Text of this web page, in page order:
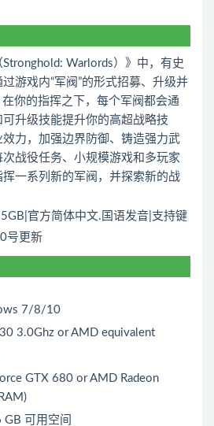
Warlords）》中，有史
游戏内“军阀”的形式招募、升级并
你的指挥之下，每个军阀都会通
升级技能提升你的高超战略技
力，加强边界防御、铸造强力武
战役任务、小规模游戏和多玩家
一系列新的军阀，并探索新的战
官方简体中文.国语发音|支持键
号更新
7/8/10
3.0Ghz or AMD equivalent
GTX 680 or AMD Radeon
可用空间